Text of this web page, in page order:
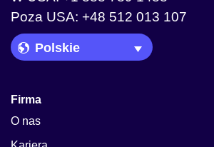
Poza USA: +48 512 013 107
Language Picker
Firma
O nas